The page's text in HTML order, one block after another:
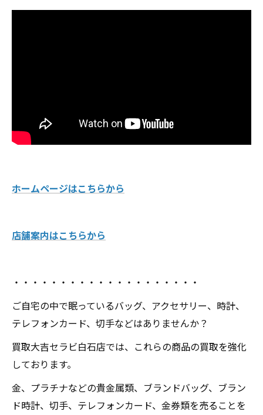
ホームページはこちらから
店舗案内はこちらから
・・・・・・・・・・・・・・・・・・・・
ご自宅の中で眠っているバッグ、アクセサリー、時計、
テレフォンカード、切手などはありませんか？
買取大吉セラビ白石店では、これらの商品の買取を強化
しております。
金、プラチナなどの貴金属類、ブランドバッグ、ブラン
ド時計、切手、テレフォンカード、金券類を売ることを